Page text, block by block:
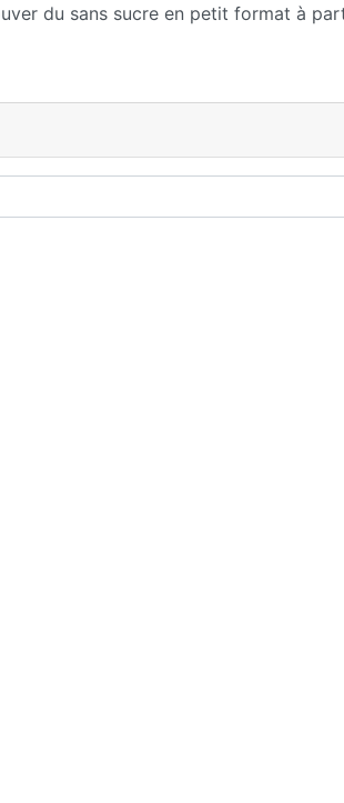
du sans sucre en petit format à